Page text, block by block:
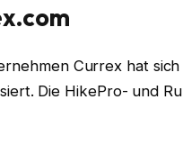
Currex hat
Die HikePro- und